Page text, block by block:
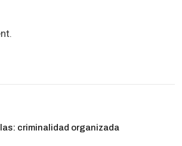
criminalidad organizada